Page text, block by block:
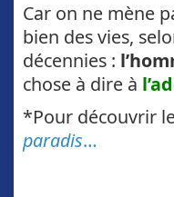
Car on ne mène
bien des vies,
décennies :
chose à dire à
*Pour découvrir
paradis…